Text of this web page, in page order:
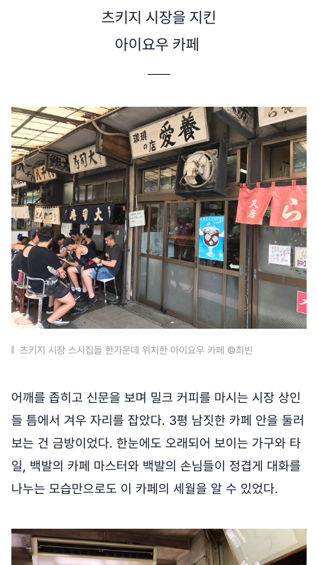
츠키지 시장을 지킨
아이요우 카페
츠키지 시장 스시집들 한가운데 위치한 아이요우 카페 ©최빈
어깨를 좁히고 신문을 보며 밀크 커피를 마시는 시장 상인
들 틈에서 겨우 자리를 잡았다. 3평 남짓한 카페 안을 둘러
보는 건 금방이었다. 한눈에도 오래되어 보이는 가구와 타
일, 백발의 카페 마스터와 백발의 손님들이 정겹게 대화를
나누는 모습만으로도 이 카페의 세월을 알 수 있었다.